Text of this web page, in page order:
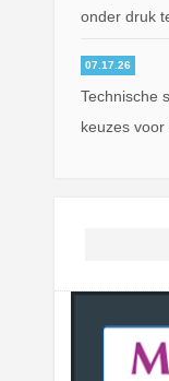
onder druk
07.17.26
Technische
keuzes